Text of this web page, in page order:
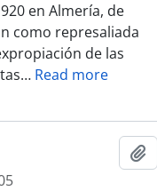
en Almería, de
como represaliada
de las
… Read more